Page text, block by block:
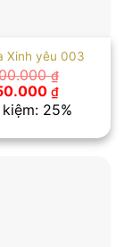
Xinh yêu 003
₫
₫Giá
hiện
tại
750.000
25%